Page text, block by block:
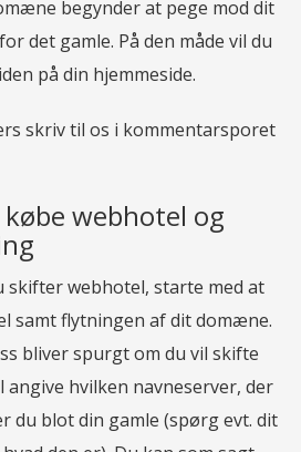
begynder at pege mod dit
det gamle. På den måde vil du
på din hjemmeside.
skriv til os i kommentarsporet
webhotel og
skifter webhotel, starte med at
samt flytningen af dit domæne.
bliver spurgt om du vil skifte
angive hvilken navneserver, der
du blot din gamle (spørg evt. dit